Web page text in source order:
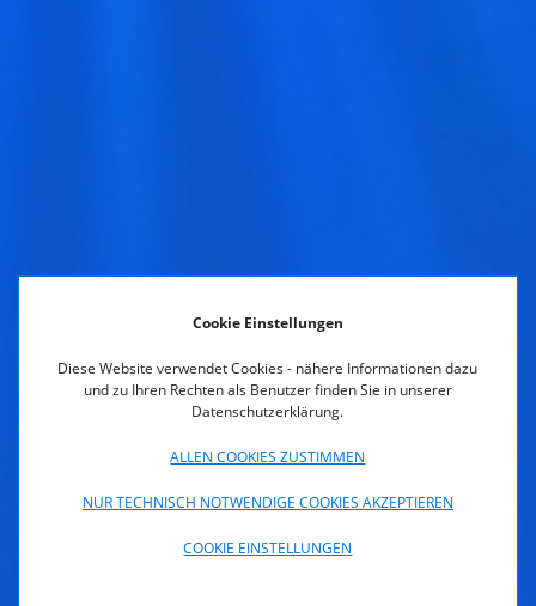
Cookie Einstellungen
Diese Website verwendet Cookies - nähere Informationen dazu
und zu Ihren Rechten als Benutzer finden Sie in unserer
Datenschutzerklärung.
ALLEN COOKIES ZUSTIMMEN
NUR TECHNISCH NOTWENDIGE COOKIES AKZEPTIEREN
COOKIE EINSTELLUNGEN
Medien